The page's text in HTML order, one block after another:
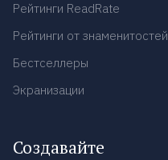
Рейтинги ReadRate
Рейтинги от знаменитостей
Бестселлеры
Экранизации
Создавайте